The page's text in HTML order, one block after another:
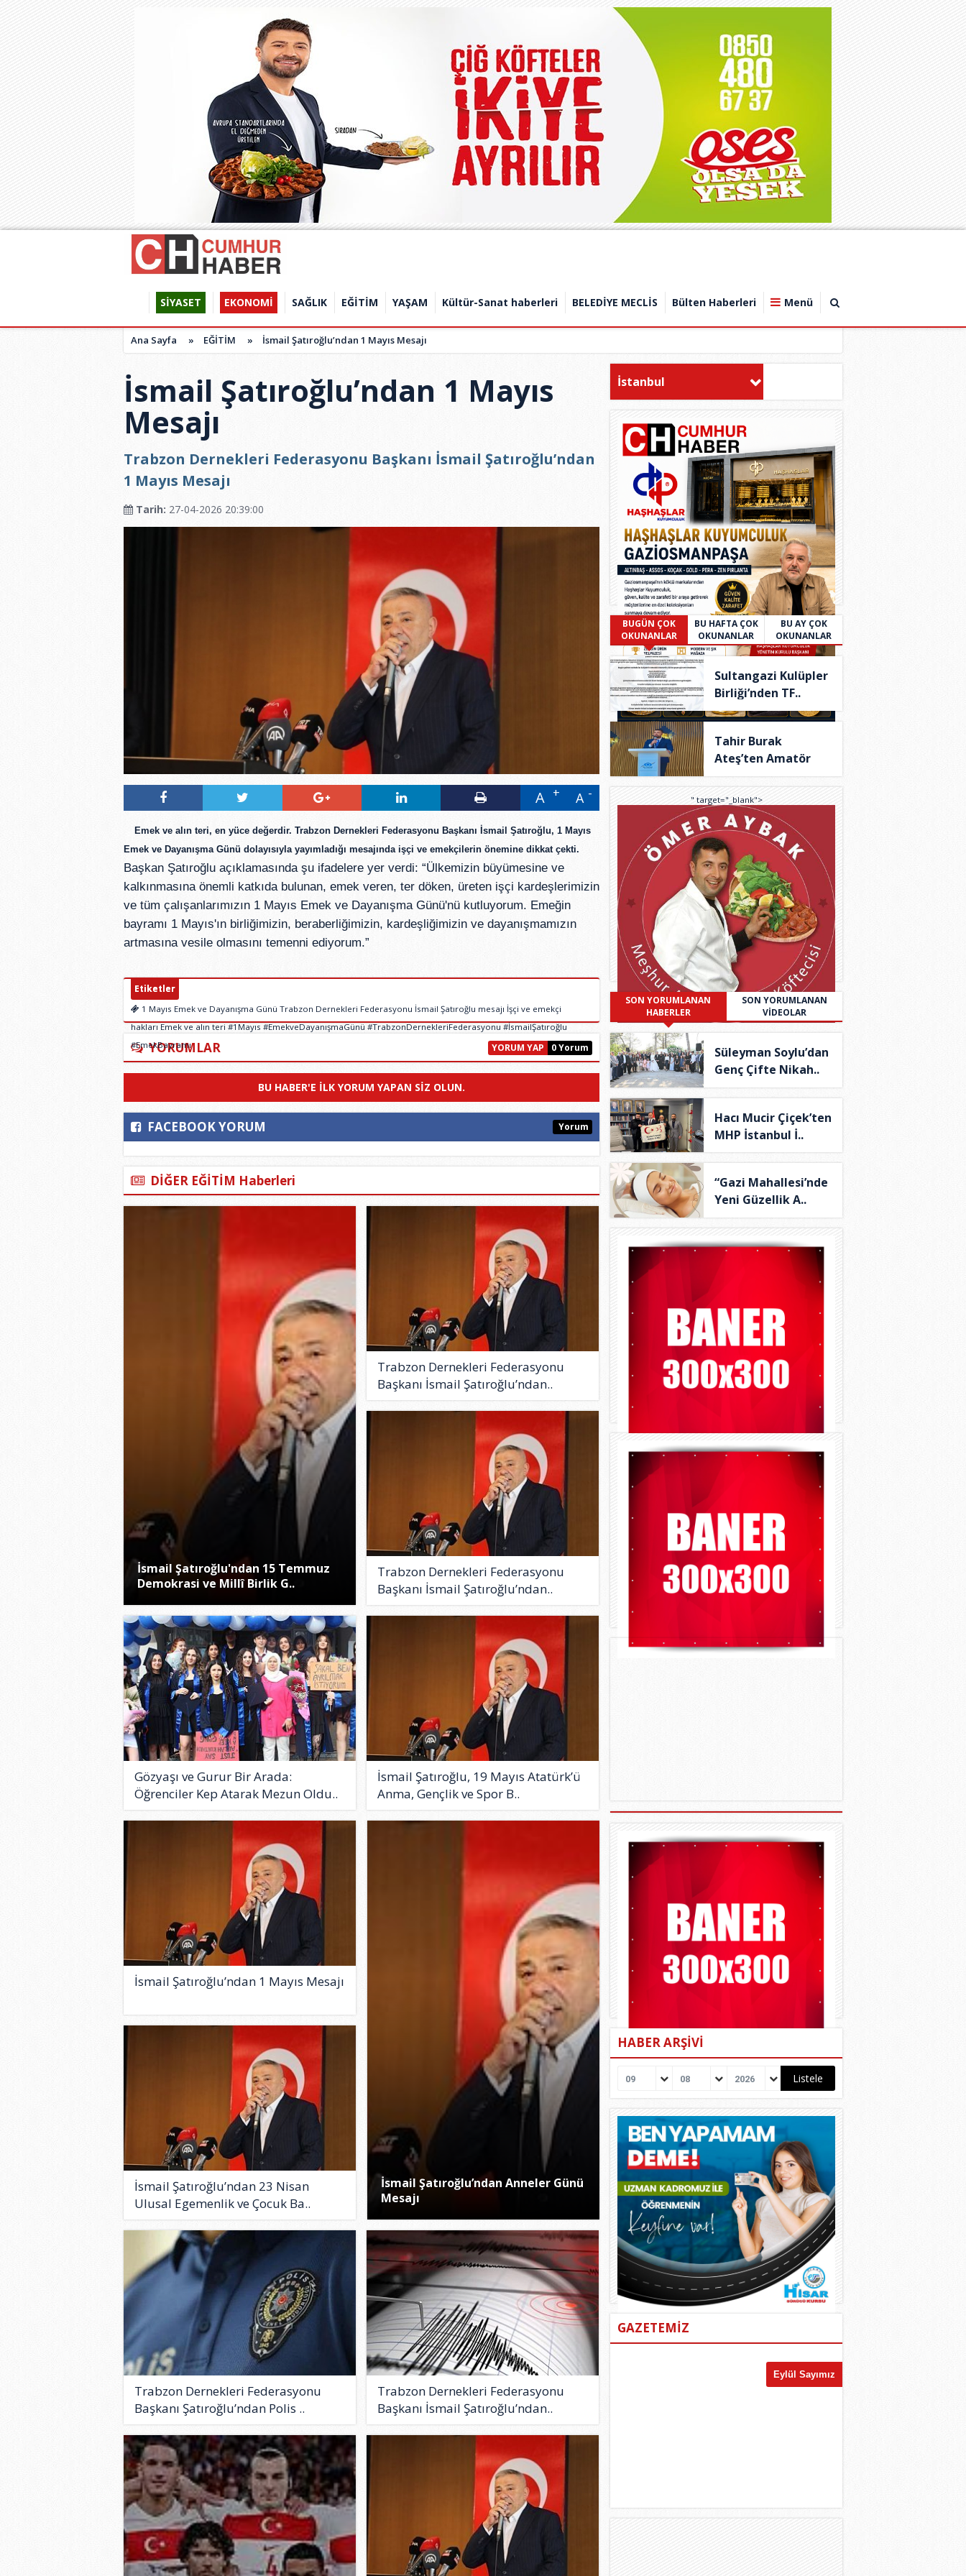
SİYASET EKONOMİ SAĞLIK EĞİTİM YAŞAM Kültür-Sanat haberleri BELEDİYE MECLİS Bülten Haberleri Menü
Ana Sayfa » EĞİTİM » İsmail Şatıroğlu’ndan 1 Mayıs Mesajı
İsmail Şatıroğlu’ndan 1 Mayıs
Mesajı
Trabzon Dernekleri Federasyonu Başkanı İsmail Şatıroğlu’ndan
1 Mayıs Mesajı
Tarih: 27-04-2026 20:39:00
A A
Emek ve alın teri, en yüce değerdir. Trabzon Dernekleri Federasyonu Başkanı İsmail Şatıroğlu, 1 Mayıs
Emek ve Dayanışma Günü dolayısıyla yayımladığı mesajında işçi ve emekçilerin önemine dikkat çekti.
Başkan Şatıroğlu açıklamasında şu ifadelere yer verdi: “Ülkemizin büyümesine ve
kalkınmasına önemli katkıda bulunan, emek veren, ter döken, üreten işçi kardeşlerimizin
ve tüm çalışanlarımızın 1 Mayıs Emek ve Dayanışma Günü'nü kutluyorum. Emeğin
bayramı 1 Mayıs'ın birliğimizin, beraberliğimizin, kardeşliğimizin ve dayanışmamızın
artmasına vesile olmasını temenni ediyorum.”
Etiketler
1 Mayıs Emek ve Dayanışma Günü Trabzon Dernekleri Federasyonu İsmail Şatıroğlu mesajı İşçi ve emekçi
hakları Emek ve alın teri #1Mayıs #EmekveDayanışmaGünü #TrabzonDernekleriFederasyonu #İsmailŞatıroğlu
#EmekBayramı
YORUMLAR 0 Yorum
YORUM YAP
BU HABER'E ILK YORUM YAPAN SIZ OLUN.
FACEBOOK YORUM Yorum
DİĞER EĞİTİM Haberleri
İsmail Şatıroğlu'ndan 15 Temmuz
Demokrasi ve Millî Birlik G..
Trabzon Dernekleri Federasyonu
Başkanı İsmail Şatıroğlu’ndan..
Trabzon Dernekleri Federasyonu
Başkanı İsmail Şatıroğlu’ndan..
Gözyaşı ve Gurur Bir Arada:
Öğrenciler Kep Atarak Mezun Oldu..
İsmail Şatıroğlu, 19 Mayıs Atatürk’ü
Anma, Gençlik ve Spor B..
İsmail Şatıroğlu’ndan Anneler Günü
Mesajı
İsmail Şatıroğlu’ndan 1 Mayıs Mesajı
İsmail Şatıroğlu’ndan 23 Nisan
Ulusal Egemenlik ve Çocuk Ba..
Trabzon Dernekleri Federasyonu
Başkanı Şatıroğlu’ndan Polis ..
Trabzon Dernekleri Federasyonu
Başkanı İsmail Şatıroğlu’ndan..
İstanbul
BUGÜN ÇOK
OKUNANLAR
BU HAFTA ÇOK
OKUNANLAR
BU AY ÇOK
OKUNANLAR
Sultangazi Kulüpler
Birliği’nden TF..
Tahir Burak
Ateş’ten Amatör
Spor İç..
" target="_blank">
SON YORUMLANAN
HABERLER
SON YORUMLANAN
VİDEOLAR
Süleyman Soylu’dan
Genç Çifte Nikah..
Hacı Mucir Çiçek’ten
MHP İstanbul İ..
“Gazi Mahallesi’nde
Yeni Güzellik A..
HABER ARŞİVİ
09 08 2026
GAZETEMİZ